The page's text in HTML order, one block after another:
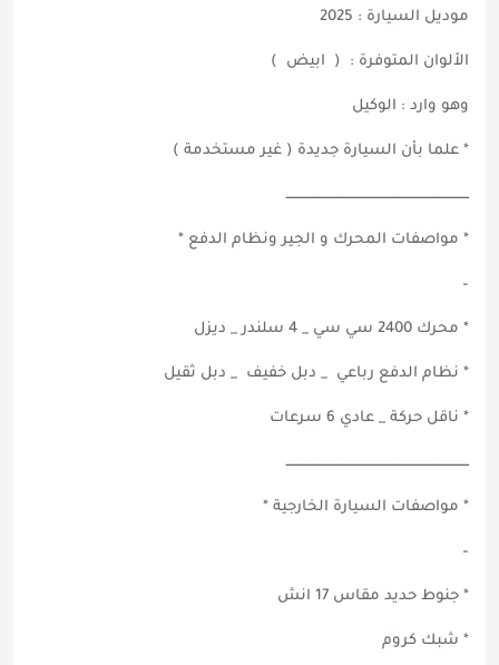
موديل السيارة : 2025
الألوان المتوفرة : ( ابيض )
وهو وارد : الوكيل
* علما بأن السيارة جديدة ( غير مستخدمة )
ــــــــــــــــــــــــــــــــــــــــــــــــــــــــــــــــــــــــــــــــــ
* مواصفات المحرك و الجير ونظام الدفع *
–
* محرك 2400 سي سي _ 4 سلندر _ ديزل
* نظام الدفع رباعي _ دبل خفيف _ دبل ثقيل
* ناقل حركة _ عادي 6 سرعات
ــــــــــــــــــــــــــــــــــــــــــــــــــــــــــــــــــــــــــــــــــ
* مواصفات السيارة الخارجية *
–
* جنوط حديد مقاس 17 انش
* شبك كروم